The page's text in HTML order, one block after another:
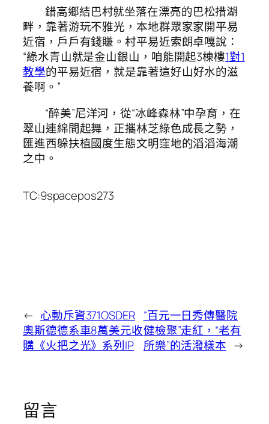
錯高鄉結巴村就坐落在漂亮的巴松措湖
畔，靠著游玩不雅光，本地群眾家家開平易
近宿，戶戶有錢賺。村平易近索朗卓嘎說：
“綠水青山就是金山銀山，咱能開起3棟樓1對1
教學的平易近宿，就是靠著這好山好水的滋
養啊。”
“醉美”尼洋河，從“冰峰森林”中孕育，在
翠山連綿間起舞，正攜林芝綠色成長之勢，
匯進西躲扶植國度生態文明窪地的滔滔海潮
之中。
TC:9spacepos273
← 心動斥資371OSDER
奧斯德德系車8萬美元收
購《火把之光》系列IP
“百元一日秀傳醫院
健檢聚”走紅，“老有
所樂”的活潑樣本 →
留言